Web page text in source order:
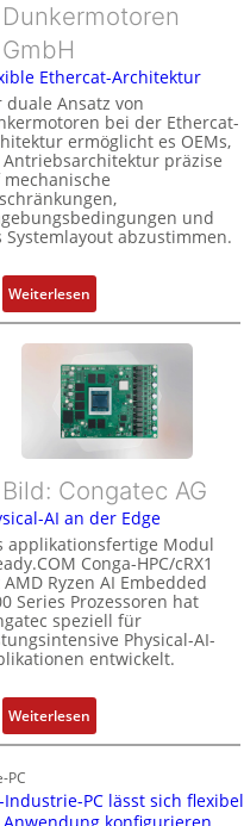
e
w
a
c
h
u
n
g
s
s
u
n
g
u
n
Z
u
s
t
a
n
d
ü
b
e
r
w
a
c
h
u
n
g
e
t
y
p
s
o
r
g
t
f
ü
r
m
e
h
r
i
s
t
u
n
g
Dunkermotoren
GmbH
Ethercat-Architektur
duale Ansatz von
bei der Ethercat-
ermöglicht es OEMs,
präzise
und
Systemlayout abzustimmen.
Weiterlesen:
F
l
e
x
i
b
e
E
t
h
e
r
c
a
t
-
A
c
h
Bild: Congatec AG
AI an der Edge
applikationsfertige Modul
Conga-HPC/cRX1
Ryzen AI Embedded
Series Prozessoren hat
speziell für
Physical-AI-
entwickelt.
Weiterlesen:
P
s
PC
Industrie-PC lässt sich flexibel